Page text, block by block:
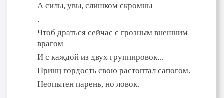
А силы, увы, слишком скромны
.
Чтоб драться сейчас с грозным внешним
врагом
И с каждой из двух группировок...
Принц гордость свою растоптал сапогом.
Неопытен парень, но ловок.